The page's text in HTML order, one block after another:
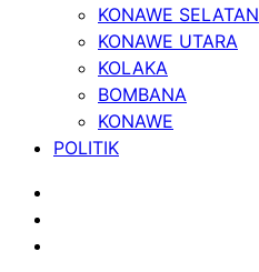
KONAWE SELATAN
KONAWE UTARA
KOLAKA
BOMBANA
KONAWE
POLITIK